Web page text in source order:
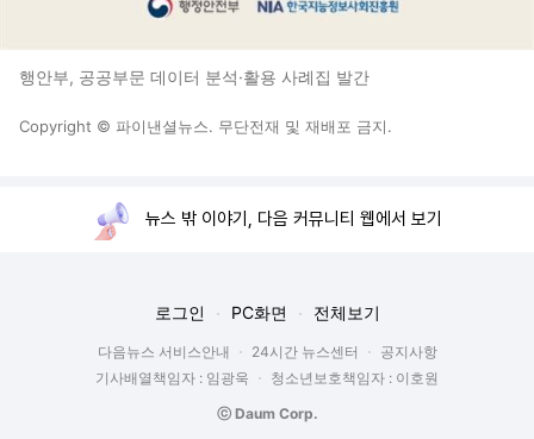
행안부, 공공부문 데이터 분석·활용 사례집 발간
Copyright © 파이낸셜뉴스. 무단전재 및 재배포 금지.
뉴스 밖 이야기, 다음 커뮤니티 웹에서 보기
로그인 PC화면 전체보기
다음뉴스 서비스안내 24시간 뉴스센터
공지사항
기사배열책임자 : 임광욱
청소년보호책임자 : 이호원
ⓒ Daum Corp.